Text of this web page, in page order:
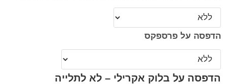
הדפסה על פרספקס
הדפסה על בלוק אקרילי – לא לתלייה